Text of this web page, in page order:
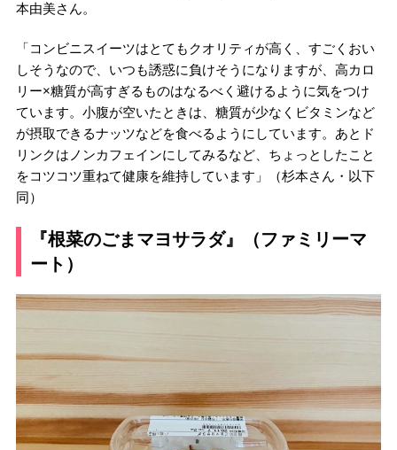
本由美さん。
「コンビニスイーツはとてもクオリティが高く、すごくおい
しそうなので、いつも誘惑に負けそうになりますが、高カロ
リー×糖質が高すぎるものはなるべく避けるように気をつけ
ています。小腹が空いたときは、糖質が少なくビタミンなど
が摂取できるナッツなどを食べるようにしています。あとド
リンクはノンカフェインにしてみるなど、ちょっとしたこと
をコツコツ重ねて健康を維持しています」（杉本さん・以下
同）
『根菜のごまマヨサラダ』（ファミリーマ
ート）